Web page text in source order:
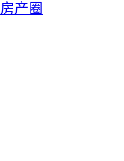
房产圈